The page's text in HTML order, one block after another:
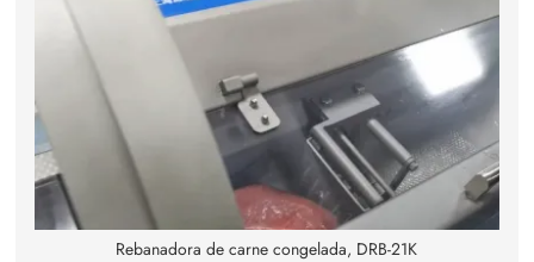
Rebanadora de carne congelada, DRB-21K